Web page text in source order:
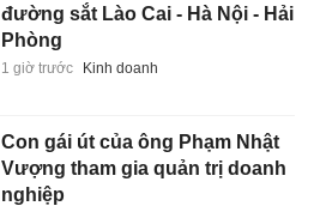
đường sắt Lào Cai - Hà Nội - Hải
Phòng
1 giờ trước Kinh doanh
Con gái út của ông Phạm Nhật
Vượng tham gia quản trị doanh
nghiệp